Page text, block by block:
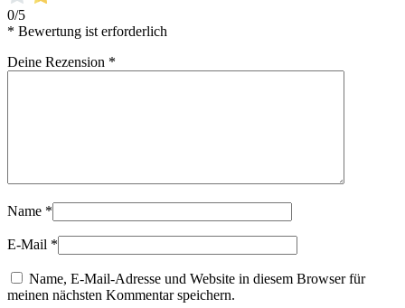
0/5
* Bewertung ist erforderlich
Deine Rezension *
Name *
E-Mail *
Name, E-Mail-Adresse und Website in diesem Browser für
meinen nächsten Kommentar speichern.